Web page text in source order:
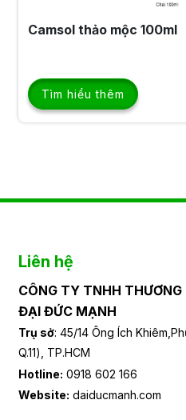
Camsol thảo mộc 100ml
Tìm hiểu thêm
Liên hệ
CÔNG TY TNHH
ĐẠI ĐỨC MẠNH
Trụ sở: 45/14 Ông Ích
Q.11), TP.HCM
Hotline: 0918 602 166
Website: daiducmanh.com